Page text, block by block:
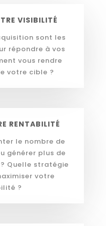
VISIBILITÉ
sont les
répondre à vos
vous rendre
votre cible ?
RENTABILITÉ
le nombre de
générer plus de
Quelle stratégie
votre
?